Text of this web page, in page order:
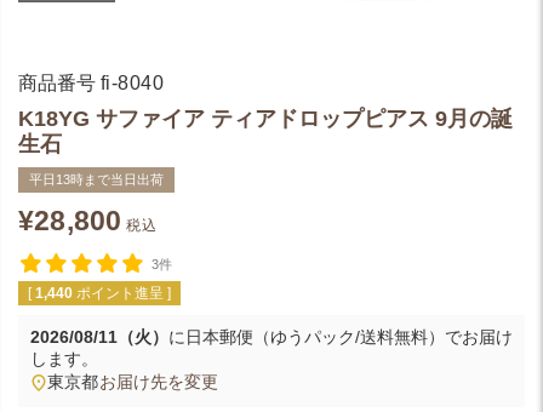
商品番号 fi-8040
K18YG サファイア ティアドロップピアス 9月の誕
生石
平日13時まで当日出荷
¥28,800 税込
3件
[ 1,440 ポイント進呈 ]
2026/08/11（火） に 日本郵便（ゆうパック/送料無料） でお届け
します。
東京都お届け先を変更